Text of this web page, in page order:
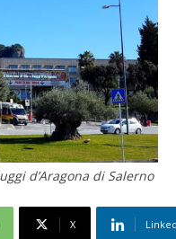
d’Aragona di Salerno
X